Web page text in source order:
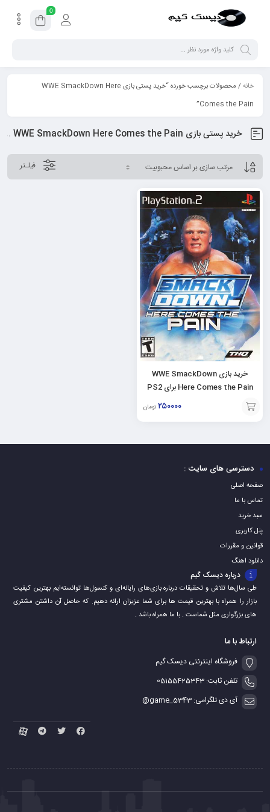
0
خانه
/ محصولات برچسب خورده “خرید پستی بازی WWE SmackDown Here
Comes the Pain”
خرید پستی بازی WWE SmackDown Here Comes the Pain
فیلـتر
خرید بازی WWE SmackDown
Here Comes the Pain برای PS2
۲۵۰۰۰۰ تومان
افزودن
به
دسترسی های سایت :
صفحه اصلی
تماس با ما
سبد خرید
پنل کاربری
قوانین و مقررات
دانلود اهنگ
درباره دیسک گیم
طی سال‌ها تلاش و تحقیقات درباره بازی‌های رایانه‌ای و کنسول‌ها توانسته‌ایم بهترین کیفیت
بازار را همراه با بهترین قیمت ها برای شما عزیزان ارائه دهیم. که حاصل آن داشتن مشتری
های بزرگواری مثل شماست . با ما همراه باشد .
ارتباط با ما
فروشگاه اینترنتی دیسک گیم
تلفن ثابت: 05155425343
آی دی تلگرامی: game_5343@